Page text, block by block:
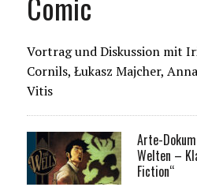
Vortrag und Diskussion mit
Cornils, Łukasz Majcher,
Vitis
Arte-
Welten –
Fiction“